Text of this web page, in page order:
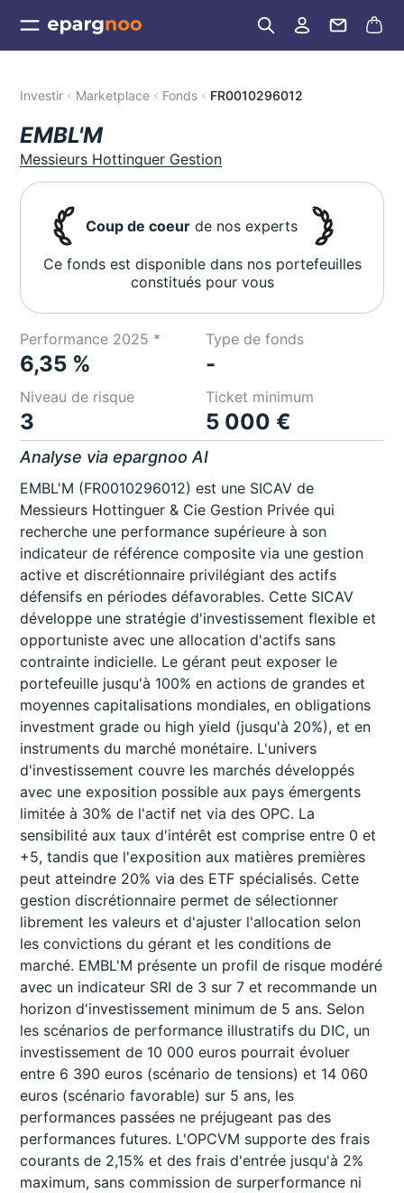
Investir Marketplace Fonds FR0010296012
EMBL'M
Messieurs Hottinguer Gestion
Coup de coeur de nos experts
Ce fonds est disponible dans nos portefeuilles
constitués pour vous
Performance 2025 *
6,35 %
Type de fonds
-
Niveau de risque
3
Ticket minimum
5 000 €
Analyse via epargnoo AI
EMBL'M (FR0010296012) est une SICAV de
Messieurs Hottinguer & Cie Gestion Privée qui
recherche une performance supérieure à son
indicateur de référence composite via une gestion
active et discrétionnaire privilégiant des actifs
défensifs en périodes défavorables. Cette SICAV
développe une stratégie d'investissement flexible et
opportuniste avec une allocation d'actifs sans
contrainte indicielle. Le gérant peut exposer le
portefeuille jusqu'à 100% en actions de grandes et
moyennes capitalisations mondiales, en obligations
investment grade ou high yield (jusqu'à 20%), et en
instruments du marché monétaire. L'univers
d'investissement couvre les marchés développés
avec une exposition possible aux pays émergents
limitée à 30% de l'actif net via des OPC. La
sensibilité aux taux d'intérêt est comprise entre 0 et
+5, tandis que l'exposition aux matières premières
peut atteindre 20% via des ETF spécialisés. Cette
gestion discrétionnaire permet de sélectionner
librement les valeurs et d'ajuster l'allocation selon
les convictions du gérant et les conditions de
marché. EMBL'M présente un profil de risque modéré
avec un indicateur SRI de 3 sur 7 et recommande un
horizon d'investissement minimum de 5 ans. Selon
les scénarios de performance illustratifs du DIC, un
investissement de 10 000 euros pourrait évoluer
entre 6 390 euros (scénario de tensions) et 14 060
euros (scénario favorable) sur 5 ans, les
performances passées ne préjugeant pas des
performances futures. L'OPCVM supporte des frais
courants de 2,15% et des frais d'entrée jusqu'à 2%
maximum, sans commission de surperformance ni